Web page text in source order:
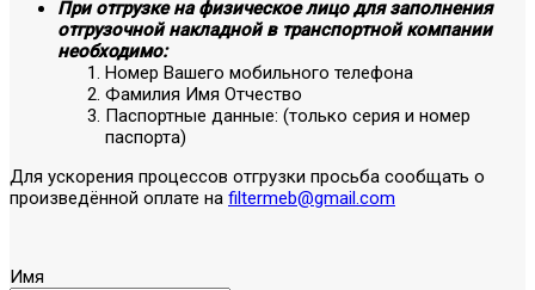
При отгрузке на физическое лицо для заполнения
отгрузочной накладной в транспортной компании
необходимо:
Номер Вашего мобильного телефона
Фамилия Имя Отчество
Паспортные данные: (только серия и номер
паспорта)
Для ускорения процессов отгрузки просьба сообщать о
произведённой оплате на filtermeb@gmail.com
Имя